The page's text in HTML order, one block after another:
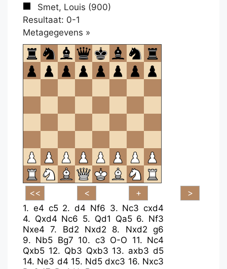
Smet, Louis (900)
Resultaat: 0-1
Metagegevens »
om
te
openen.
1. e4 c5 2. d4 Nf6 3. Nc3 cxd4
4. Qxd4 Nc6 5. Qd1 Qa5 6. Nf3
Nxe4
7. Bd2 Nxd2 8. Nxd2
g6
9. Nb5 Bg7 10. c3 O-O 11. Nc4
Qxb5 12. Qb3 Qxb3 13. axb3 d5
14. Ne3 d4 15. Nd5 dxc3 16. Nxc3